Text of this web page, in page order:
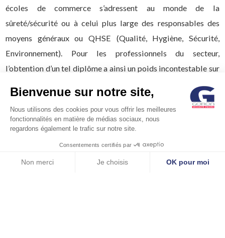
écoles de commerce s’adressent au monde de la
sûreté/sécurité ou à celui plus large des responsables des
moyens généraux ou QHSE (Qualité, Hygiène, Sécurité,
Environnement). Pour les professionnels du secteur,
l’obtention d’un tel diplôme a ainsi un poids incontestable sur
promotion. Ceux-ci ont ainsi l’opportunité de profiter de
débouchés dans tous les secteurs d’activité. Ils ont en main
toutes les compétencespour faire de la fonction Sûreté un
véritable centre de profit au bénéfice de l’entreprise.
Bienvenue sur notre site,
Nous utilisons des cookies pour vous offrir les meilleures
fonctionnalités en matière de médias sociaux, nous
regardons également le trafic sur notre site.
Consentements certifiés par
Non merci Je choisis
OK pour moi